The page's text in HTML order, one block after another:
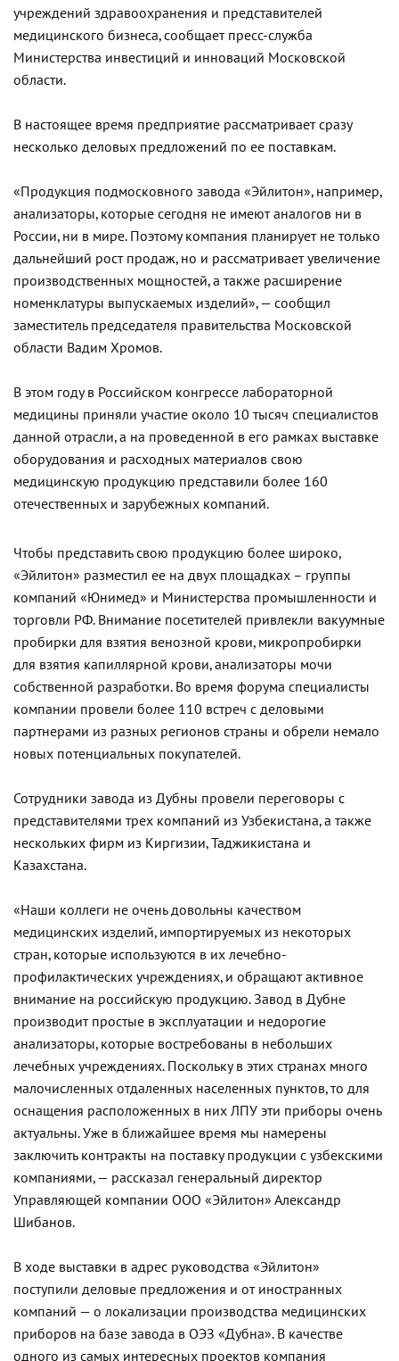
учреждений здравоохранения и представителей
медицинского бизнеса, сообщает пресс-служба
Министерства инвестиций и инноваций Московской
области.
В настоящее время предприятие рассматривает сразу
несколько деловых предложений по ее поставкам.
«Продукция подмосковного завода «Эйлитон», например,
анализаторы, которые сегодня не имеют аналогов ни в
России, ни в мире. Поэтому компания планирует не только
дальнейший рост продаж, но и рассматривает увеличение
производственных мощностей, а также расширение
номенклатуры выпускаемых изделий», — сообщил
заместитель председателя правительства Московской
области Вадим Хромов.
В этом году в Российском конгрессе лабораторной
медицины приняли участие около 10 тысяч специалистов
данной отрасли, а на проведенной в его рамках выставке
оборудования и расходных материалов свою
медицинскую продукцию представили более 160
отечественных и зарубежных компаний.
Чтобы представить свою продукцию более широко,
«Эйлитон» разместил ее на двух площадках – группы
компаний «Юнимед» и Министерства промышленности и
торговли РФ. Внимание посетителей привлекли вакуумные
пробирки для взятия венозной крови, микропробирки
для взятия капиллярной крови, анализаторы мочи
собственной разработки. Во время форума специалисты
компании провели более 110 встреч с деловыми
партнерами из разных регионов страны и обрели немало
новых потенциальных покупателей.
Сотрудники завода из Дубны провели переговоры с
представителями трех компаний из Узбекистана, а также
нескольких фирм из Киргизии, Таджикистана и
Казахстана.
«Наши коллеги не очень довольны качеством
медицинских изделий, импортируемых из некоторых
стран, которые используются в их лечебно-
профилактических учреждениях, и обращают активное
внимание на российскую продукцию. Завод в Дубне
производит простые в эксплуатации и недорогие
анализаторы, которые востребованы в небольших
лечебных учреждениях. Поскольку в этих странах много
малочисленных отдаленных населенных пунктов, то для
оснащения расположенных в них ЛПУ эти приборы очень
актуальны. Уже в ближайшее время мы намерены
заключить контракты на поставку продукции с узбекскими
компаниями, — рассказал генеральный директор
Управляющей компании ООО «Эйлитон» Александр
Шибанов.
В ходе выставки в адрес руководства «Эйлитон»
поступили деловые предложения и от иностранных
компаний — о локализации производства медицинских
приборов на базе завода в ОЭЗ «Дубна». В качестве
одного из самых интересных проектов компания